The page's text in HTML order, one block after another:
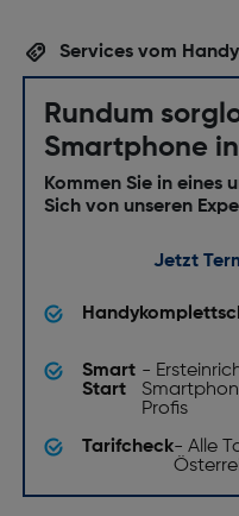
Services vom
Rundum
Smartphone
Kommen Sie in eines
Sich von unseren
Jetzt
Smart
Start
-
Profis
Tarifcheck- Alle